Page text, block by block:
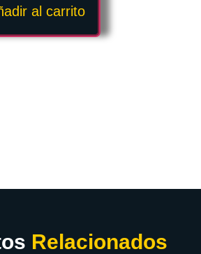
al carrito
Relacionados